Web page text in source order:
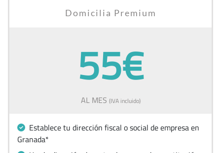
Domicilia Premium
55€
AL MES (IVA incluido)
Establece tu dirección fiscal o social de empresa en
Granada*